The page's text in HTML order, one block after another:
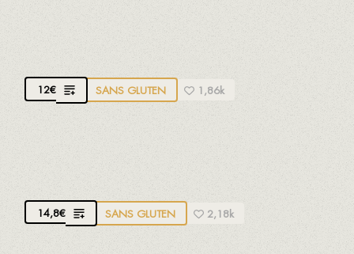
Poulet fermier de La Riera de Gaià
12€ SANS GLUTEN 1,86k
CROQUETTES DE JAMBON IBÉRIQUE
14,8€ SANS GLUTEN 2,18k